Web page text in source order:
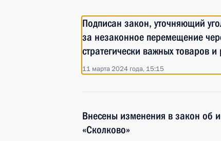
Подписан закон, уточняющий
за незаконное перемещение
стратегически важных товаров и
11 марта 2024 года, 15:15
Внесены изменения в закон об
«Сколково»